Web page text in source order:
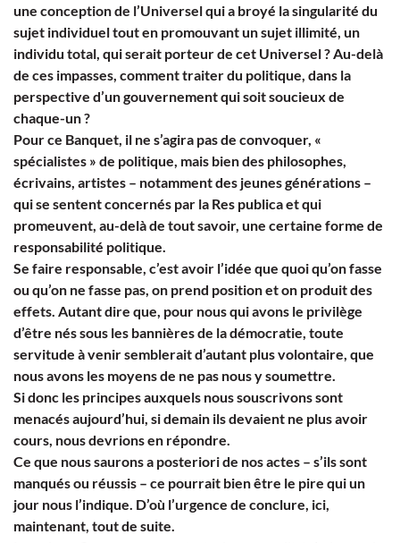
une conception de l’Universel qui a broyé la singularité du
sujet individuel tout en promouvant un sujet illimité, un
individu total, qui serait porteur de cet Universel ? Au-delà
de ces impasses, comment traiter du politique, dans la
perspective d’un gouvernement qui soit soucieux de
chaque-un ?
Pour ce Banquet, il ne s’agira pas de convoquer, «
spécialistes » de politique, mais bien des philosophes,
écrivains, artistes – notamment des jeunes générations –
qui se sentent concernés par la Res publica et qui
promeuvent, au-delà de tout savoir, une certaine forme de
responsabilité politique.
Se faire responsable, c’est avoir l’idée que quoi qu’on fasse
ou qu’on ne fasse pas, on prend position et on produit des
effets. Autant dire que, pour nous qui avons le privilège
d’être nés sous les bannières de la démocratie, toute
servitude à venir semblerait d’autant plus volontaire, que
nous avons les moyens de ne pas nous y soumettre.
Si donc les principes auxquels nous souscrivons sont
menacés aujourd’hui, si demain ils devaient ne plus avoir
cours, nous devrions en répondre.
Ce que nous saurons a posteriori de nos actes – s’ils sont
manqués ou réussis – ce pourrait bien être le pire qui un
jour nous l’indique. D’où l’urgence de conclure, ici,
maintenant, tout de suite.